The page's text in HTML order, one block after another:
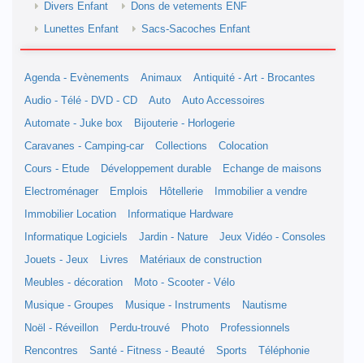
Divers Enfant
Dons de vetements ENF
Lunettes Enfant
Sacs-Sacoches Enfant
Agenda - Evènements Animaux
Antiquité - Art - Brocantes
Audio - Télé - DVD - CD
Auto
Auto Accessoires
Automate - Juke box
Bijouterie - Horlogerie
Caravanes - Camping-car
Collections
Colocation
Cours - Etude
Développement durable
Echange de maisons
Electroménager
Emplois Hôtellerie
Immobilier a vendre
Immobilier Location
Informatique Hardware
Informatique Logiciels
Jardin - Nature
Jeux Vidéo - Consoles
Jouets - Jeux
Livres
Matériaux de construction
Meubles - décoration
Moto - Scooter - Vélo
Musique - Groupes
Musique - Instruments
Nautisme
Noël - Réveillon
Perdu-trouvé Photo
Professionnels
Rencontres
Santé - Fitness - Beauté Sports
Téléphonie